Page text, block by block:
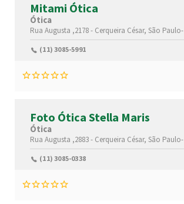
Mitami Ótica
Ótica
Rua Augusta ,2178 - Cerqueira César, São Paulo-
(11) 3085-5991
Foto Ótica Stella Maris
Ótica
Rua Augusta ,2883 - Cerqueira César, São Paulo-
(11) 3085-0338